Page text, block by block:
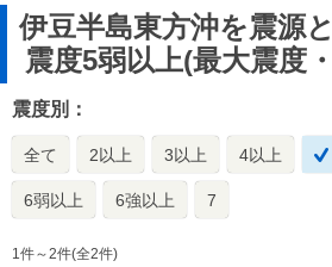
伊豆半島東方沖を震源
震度5弱以上(最大震度
震度別：
全て 2以上 3以上 4以上
6弱以上 6強以上 7
1件～2件(全2件)